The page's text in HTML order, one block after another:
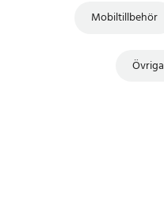
Mobiltillbehör